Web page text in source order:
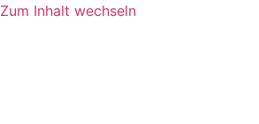
Zum Inhalt wechseln